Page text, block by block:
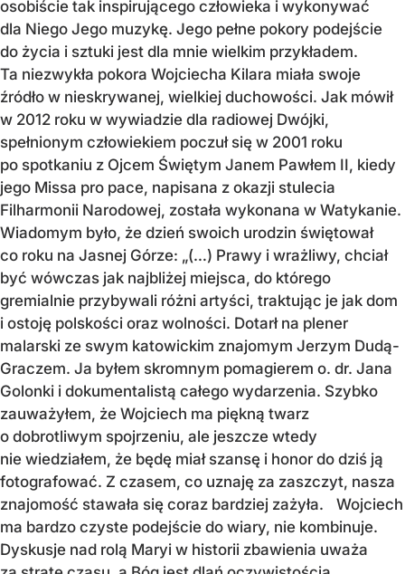
osobiście tak inspirującego człowieka i wykonywać
dla Niego Jego muzykę. Jego pełne pokory podejście
do życia i sztuki jest dla mnie wielkim przykładem.
Ta niezwykła pokora Wojciecha Kilara miała swoje
źródło w nieskrywanej, wielkiej duchowości. Jak mówił
w 2012 roku w wywiadzie dla radiowej Dwójki,
spełnionym człowiekiem poczuł się w 2001 roku
po spotkaniu z Ojcem Świętym Janem Pawłem II, kiedy
jego Missa pro pace, napisana z okazji stulecia
Filharmonii Narodowej, została wykonana w Watykanie.
Wiadomym było, że dzień swoich urodzin świętował
co roku na Jasnej Górze: „(…) Prawy i wrażliwy, chciał
być wówczas jak najbliżej miejsca, do którego
gremialnie przybywali różni artyści, traktując je jak dom
i ostoję polskości oraz wolności. Dotarł na plener
malarski ze swym katowickim znajomym Jerzym Dudą-
Graczem. Ja byłem skromnym pomagierem o. dr. Jana
Golonki i dokumentalistą całego wydarzenia. Szybko
zauważyłem, że Wojciech ma piękną twarz
o dobrotliwym spojrzeniu, ale jeszcze wtedy
nie wiedziałem, że będę miał szansę i honor do dziś ją
fotografować. Z czasem, co uznaję za zaszczyt, nasza
znajomość stawała się coraz bardziej zażyła. Wojciech
ma bardzo czyste podejście do wiary, nie kombinuje.
Dyskusje nad rolą Maryi w historii zbawienia uważa